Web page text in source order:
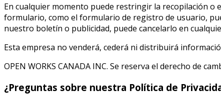
En cualquier momento puede restringir la recopilación o
formulario, como el formulario de registro de usuario,
nuestro boletín o publicidad, puede cancelarlo en
Esta empresa no venderá, cederá ni distribuirá
OPEN WORKS CANADA INC. Se reserva el derecho de
¿Preguntas sobre nuestra Política de